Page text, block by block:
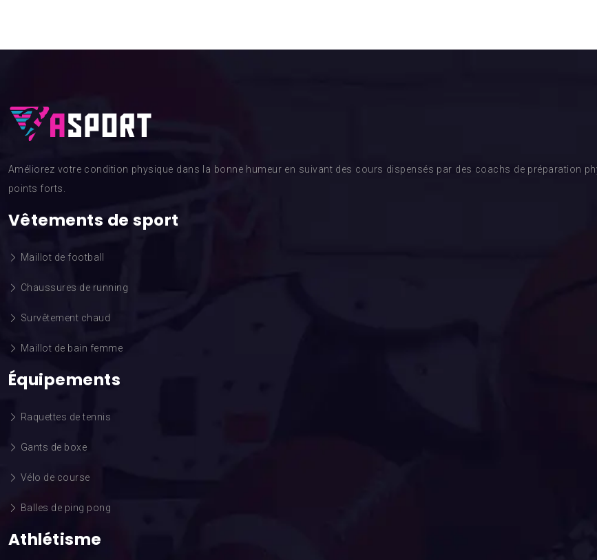
Améliorez votre condition physique dans la bonne humeur en suivant des cours dispensés par des coachs de préparation
points forts.
Vêtements de sport
Maillot de football
Chaussures de running
Survêtement chaud
Maillot de bain femme
Équipements
Raquettes de tennis
Gants de boxe
Vélo de course
Balles de ping pong
Athlétisme